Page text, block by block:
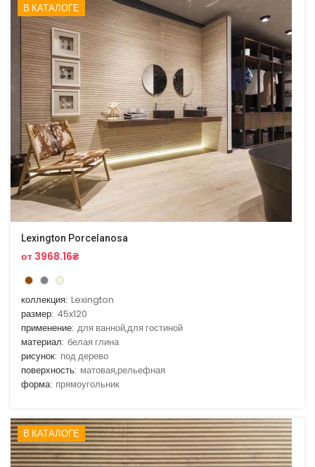
В КАТАЛОГЕ
Lexington Porcelanosa
от 3968.16₴
коллекция: Lexington
размер: 45x120
применение: для ванной,для гостиной
материал: белая глина
рисунок: под дерево
поверхность: матовая,рельефная
форма: прямоугольник
В КАТАЛОГЕ